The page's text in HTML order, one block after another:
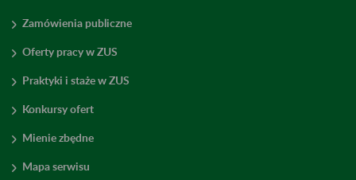
Zamówienia publiczne
Oferty pracy w ZUS
Praktyki i staże w ZUS
Konkursy ofert
Mienie zbędne
Mapa serwisu